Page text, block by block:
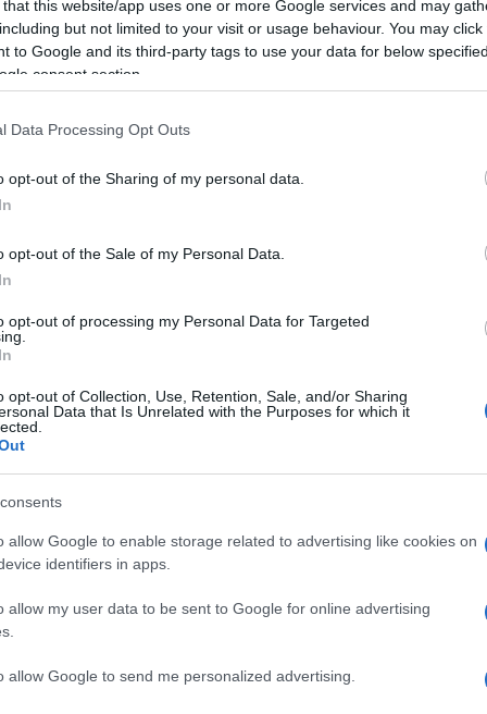
that this website/app uses one or more Google services and may
but not limited to your visit or usage behaviour. You may
to Google and its third-party tags to use your data for below
consent section.
Data Processing Opt Outs
opt-out of the Sharing of my personal data.
opt-out of the Sale of my Personal Data.
opt-out of processing my Personal Data for Targeted
opt-out of Collection, Use, Retention, Sale, and/or Sharing
Data that Is Unrelated with the Purposes for which it
allow Google to enable storage related to advertising like cookies on
identifiers in apps.
allow my user data to be sent to Google for online advertising
allow Google to send me personalized advertising.
Nappi presenta il suo libro GUARITRICI
e inquisizione: “Guaritrici Sarde tra
di Rita Nappi Con un nucleo
la compresenza di aspetti diversi nella
le fonti e la loro attendibilità,
con il reperimento di testimoni. Uno
tra uomo e divino. Simbolismo e
è l’inchiesta speciale”
libertà e della dignità individuale.
nazionali?
nella sezione